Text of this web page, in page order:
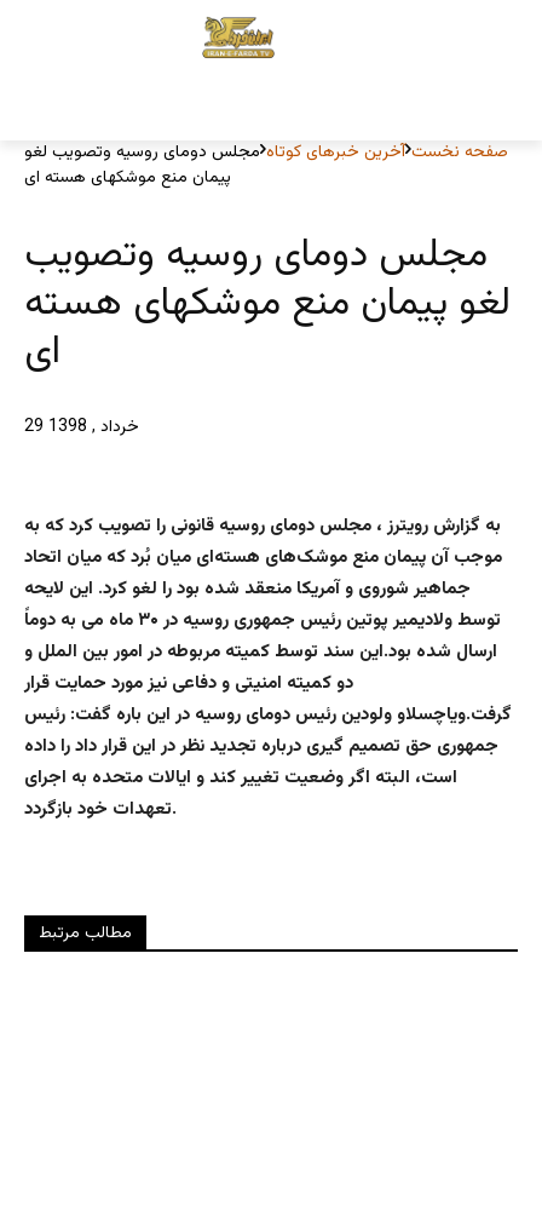
صفحه نخست آخرین خبرهای کوتاه مجلس دومای روسیه وتصویب لغو
پیمان منع موشکهای هسته ای
مجلس دومای روسیه وتصویب
لغو پیمان منع موشکهای هسته
ای
29 خرداد , 1398
به گزارش رویترز ، مجلس دومای روسیه قانونی را تصویب کرد که به
موجب آن پیمان منع موشک‌های هسته‌ای میان بُرد که میان اتحاد
جماهیر شوروی و آمریکا منعقد شده بود را لغو کرد. این لایحه
توسط ولادیمیر پوتین رئیس جمهوری روسیه در ۳۰ ماه می به دوماً
ارسال شده بود.این سند توسط کمیته مربوطه در امور بین الملل و
دو کمیته امنیتی و دفاعی نیز مورد حمایت قرار
گرفت.ویاچسلاو ولودین رئیس دومای روسیه در این باره گفت: رئیس
جمهوری حق تصمیم گیری درباره تجدید نظر در این قرار داد را داده
است، البته اگر وضعیت تغییر کند و ایالات متحده به اجرای
تعهدات خود بازگردد.
مطالب مرتبط